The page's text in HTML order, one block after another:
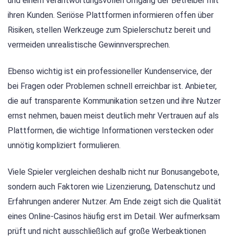
ihren Kunden. Seriöse Plattformen informieren offen über
Risiken, stellen Werkzeuge zum Spielerschutz bereit und
vermeiden unrealistische Gewinnversprechen.
Ebenso wichtig ist ein professioneller Kundenservice, der
bei Fragen oder Problemen schnell erreichbar ist. Anbieter,
die auf transparente Kommunikation setzen und ihre Nutzer
ernst nehmen, bauen meist deutlich mehr Vertrauen auf als
Plattformen, die wichtige Informationen verstecken oder
unnötig kompliziert formulieren.
Viele Spieler vergleichen deshalb nicht nur Bonusangebote,
sondern auch Faktoren wie Lizenzierung, Datenschutz und
Erfahrungen anderer Nutzer. Am Ende zeigt sich die Qualität
eines Online-Casinos häufig erst im Detail. Wer aufmerksam
prüft und nicht ausschließlich auf große Werbeaktionen